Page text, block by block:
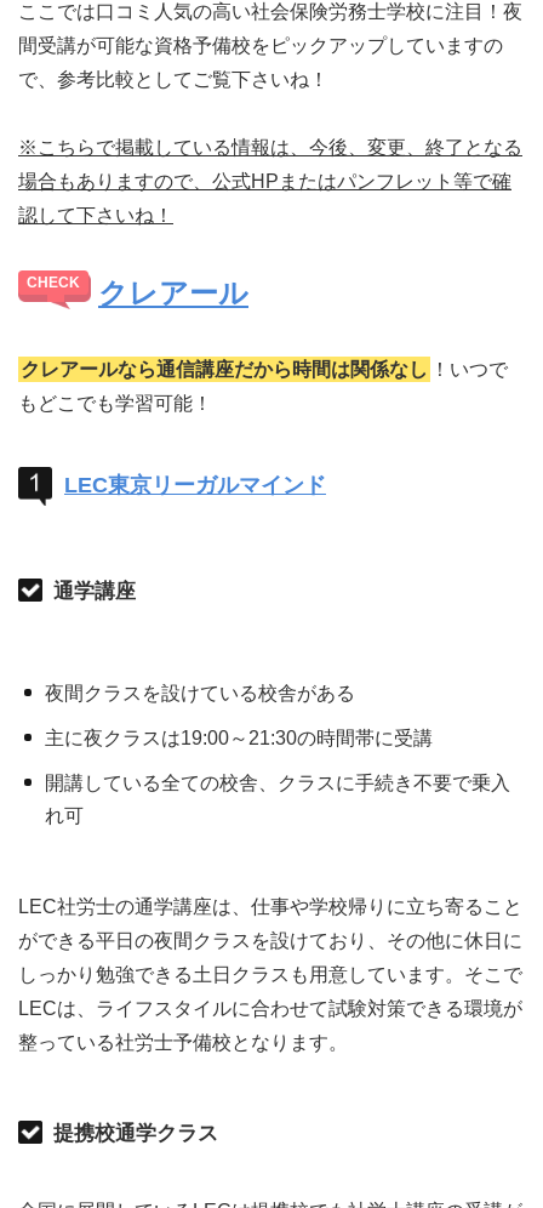
ここでは口コミ人気の高い社会保険労務士学校に注目！夜
間受講が可能な資格予備校をピックアップしていますの
で、参考比較としてご覧下さいね！
※こちらで掲載している情報は、今後、変更、終了となる
場合もありますので、公式HPまたはパンフレット等で確
認して下さいね！
クレアール
クレアールなら通信講座だから時間は関係なし
！いつで
もどこでも学習可能！
LEC東京リーガルマインド
通学講座
夜間クラスを設けている校舎がある
主に夜クラスは19:00～21:30の時間帯に受講
開講している全ての校舎、クラスに手続き不要で乗入
れ可
LEC社労士の通学講座は、仕事や学校帰りに立ち寄ること
ができる平日の夜間クラスを設けており、その他に休日に
しっかり勉強できる土日クラスも用意しています。そこで
LECは、ライフスタイルに合わせて試験対策できる環境が
整っている社労士予備校となります。
提携校通学クラス